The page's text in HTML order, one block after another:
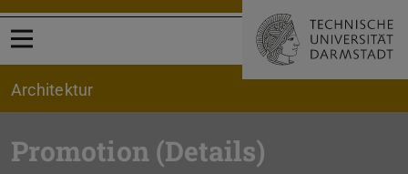
Menü öffnen
Architektur
Promotion (Details)